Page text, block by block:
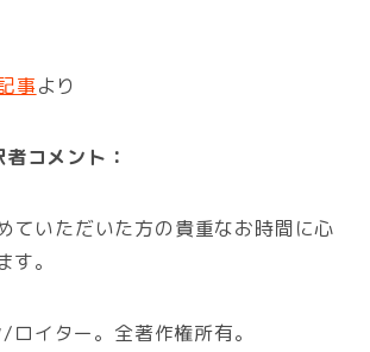
事より
コメント：
ていただいた方の貴重なお時間に心
。
イター。全著作権所有。